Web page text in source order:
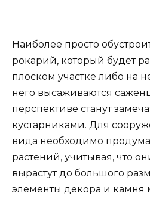
Наиболее просто
рокарий, который будет
плоском участке либо на
него высаживаются
перспективе станут
кустарниками. Для
вида необходимо
растений, учитывая, что
вырастут до большого
элементы декора и